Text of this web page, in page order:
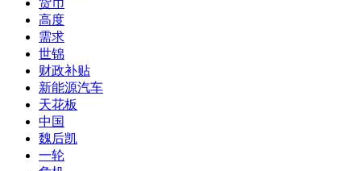
高度
需求
世锦
财政补贴
新能源汽车
天花板
中国
魏后凯
一轮